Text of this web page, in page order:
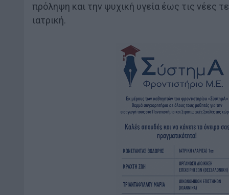
πρόληψη και την ψυχική υγεία έως τις νέες
ιατρική.